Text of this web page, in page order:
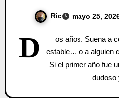
Ric mayo 25,
D
os años. Suena a
estable… o a alguien
Si el primer año fue